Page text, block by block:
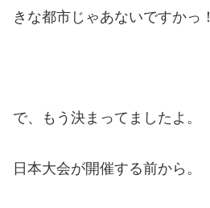
きな都市じゃあないですかっ！
で、もう決まってましたよ。
日本大会が開催する前から。